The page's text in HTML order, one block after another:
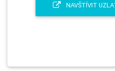
NAVŠTÍVIT